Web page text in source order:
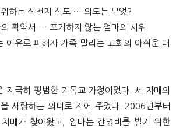
색
하는 신천지 신도 … 의도는 무엇?
확약서 … 포기하지 않는 엄마의 시위
유로 피해자 가족 말리는 교회의 아쉬운 대
지극히 평범한 기독교 가정이었다. 세 자매의
사랑하는 의미로 지어 주었다. 2006년부터
매가 찾아왔고, 엄마는 간병비를 벌기 위한